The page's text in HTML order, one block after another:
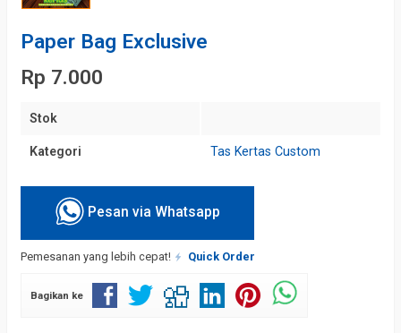
Paper Bag Exclusive
Rp 7.000
Stok
Kategori Tas Kertas Custom
Pesan via Whatsapp
Pemesanan yang lebih cepat! Quick Order
Bagikan ke